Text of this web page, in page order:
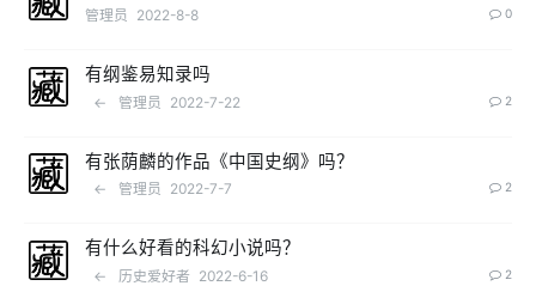
管理员 2022-8-8 0
有纲鉴易知录吗
← 管理员 2022-7-22 2
有张荫麟的作品《中国史纲》吗？
← 管理员 2022-7-7 2
有什么好看的科幻小说吗？
← 历史爱好者 2022-6-16 2